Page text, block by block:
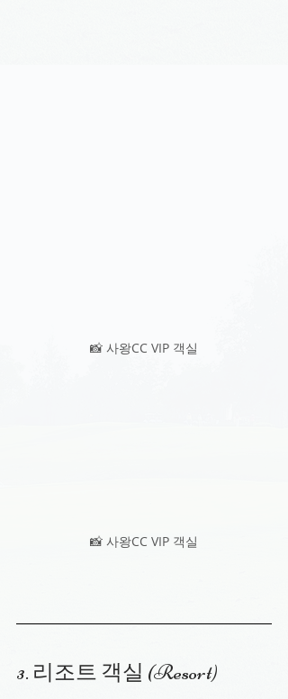
📸 사왕CC VIP 객실
📸 사왕CC VIP 객실
3. 리조트 객실 (Resort)